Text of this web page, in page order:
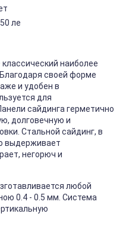
ле
наиболее
своей форме
и удобен в
для
сайдинга герметично
долговечную и
Стальной сайдинг, в
выдерживает
негорюч и
любой
0.4 - 0.5 мм. Система